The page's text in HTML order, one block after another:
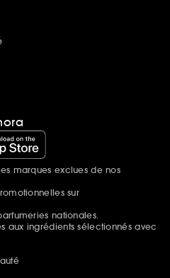
marques exclues de nos
sur
nationales.
aux ingrédients sélectionnés avec